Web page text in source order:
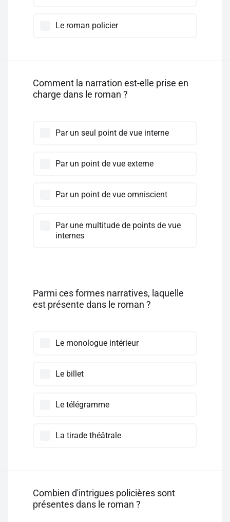
Le roman policier
Comment la narration est-elle prise en
charge dans le roman ?
Par un seul point de vue interne
Par un point de vue externe
Par un point de vue omniscient
Par une multitude de points de vue
internes
Parmi ces formes narratives, laquelle
est présente dans le roman ?
Le monologue intérieur
Le billet
Le télégramme
La tirade théâtrale
Combien d'intrigues policières sont
présentes dans le roman ?